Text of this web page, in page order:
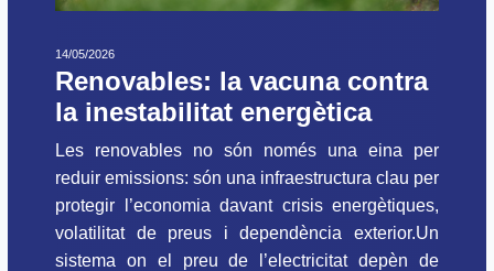
14/05/2026
Renovables: la vacuna contra
la inestabilitat energètica
Les renovables no són només una eina per
reduir emissions: són una infraestructura clau per
protegir l’economia davant crisis energètiques,
volatilitat de preus i dependència exterior.Un
sistema on el preu de l’electricitat depèn de